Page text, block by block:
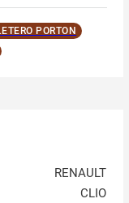
PORTON
RENAULT
CLIO